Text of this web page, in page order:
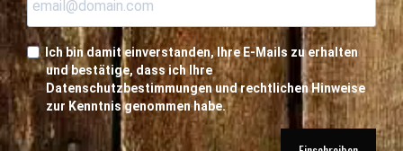
Ich bin damit einverstanden, Ihre E-Mails zu erhalten
und bestätige, dass ich Ihre
Datenschutzbestimmungen und rechtlichen Hinweise
zur Kenntnis genommen habe.